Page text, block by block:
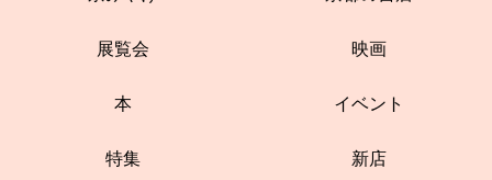
展覧会 映画
本 イベント
特集 新店